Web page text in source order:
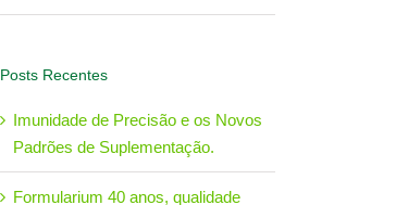
Posts Recentes
Imunidade de Precisão e os Novos
Padrões de Suplementação.
Formularium 40 anos, qualidade